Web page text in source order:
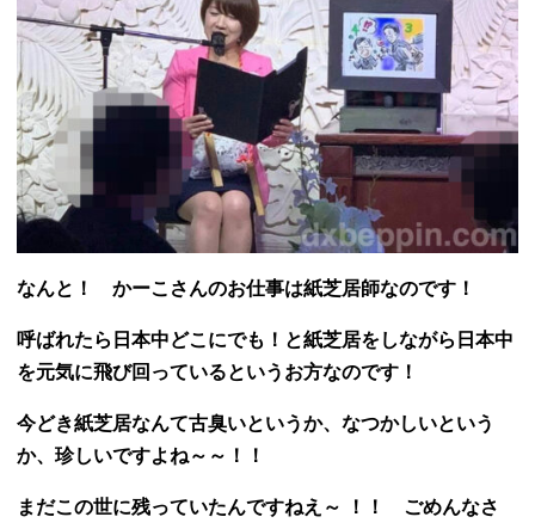
なんと！ かーこさんのお仕事は紙芝居師なのです！
呼ばれたら日本中どこにでも！と紙芝居をしながら日本中
を元気に飛び回っているというお方なのです！
今どき紙芝居なんて古臭いというか、なつかしいという
か、珍しいですよね～～！！
まだこの世に残っていたんですねえ～ ！！ ごめんなさ